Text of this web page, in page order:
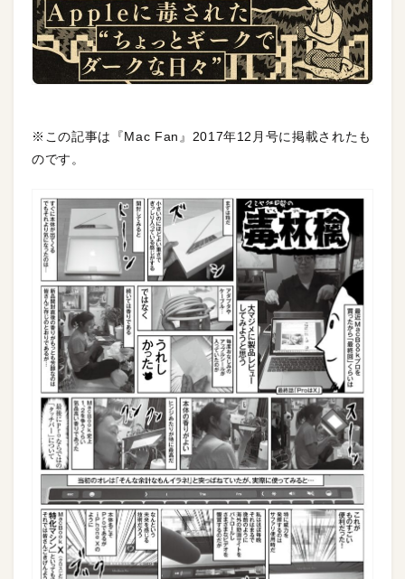
※この記事は『Mac Fan』2017年12月号に掲載されたも
のです。